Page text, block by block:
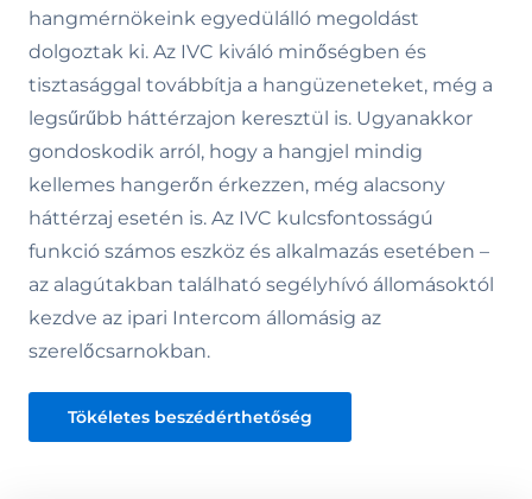
hangmérnökeink egyedülálló megoldást
dolgoztak ki. Az IVC kiváló minőségben és
tisztasággal továbbítja a hangüzeneteket, még a
legsűrűbb háttérzajon keresztül is. Ugyanakkor
gondoskodik arról, hogy a hangjel mindig
kellemes hangerőn érkezzen, még alacsony
háttérzaj esetén is. Az IVC kulcsfontosságú
funkció számos eszköz és alkalmazás esetében –
az alagútakban található segélyhívó állomásoktól
kezdve az ipari Intercom állomásig az
szerelőcsarnokban.
Tökéletes beszédérthetőség